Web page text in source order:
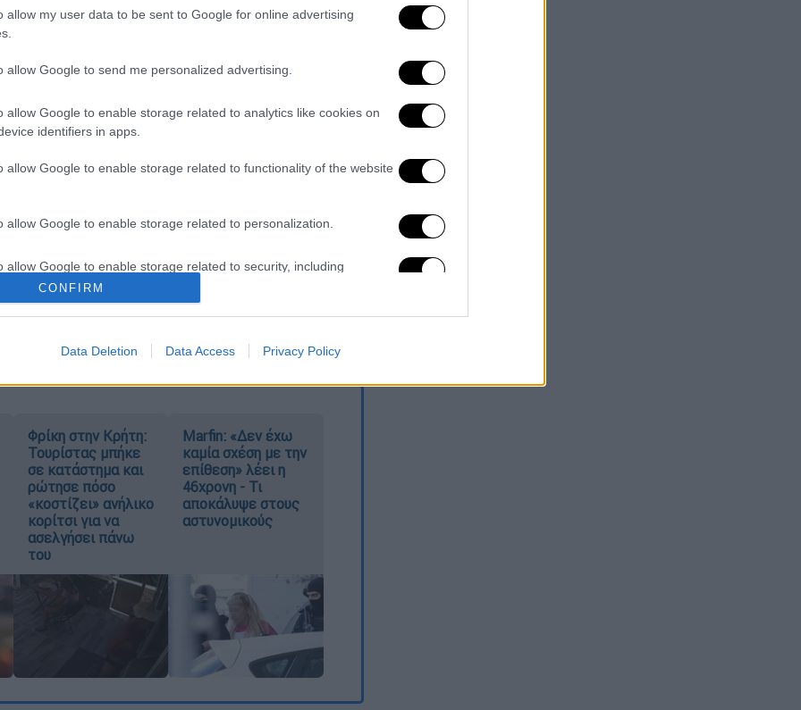
allow my user data to be sent to Google for online advertising
allow Google to send me personalized advertising.
allow Google to enable storage related to analytics like cookies on
identifiers in apps.
allow Google to enable storage related to functionality of the website
allow Google to enable storage related to personalization.
allow Google to enable storage related to security, including
functionality and fraud prevention, and other user protection.
CONFIRM
Data Deletion Data Access Privacy Policy
μάχη για το στέμμα στη φυλή των
Φρίκη στην Κρήτη:
Τουρίστας μπήκε
σε κατάστημα και
ρώτησε πόσο
«κοστίζει» ανήλικο
κορίτσι για να
ασελγήσει πάνω
του
Marfin: «Δεν έχω
καμία σχέση με την
επίθεση» λέει η
46χρονη - Τι
αποκάλυψε στους
αστυνομικούς